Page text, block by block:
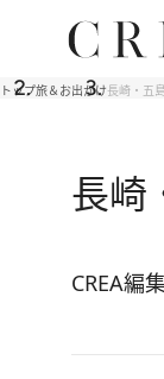
トップ旅＆お出かけ長崎・五
長崎
CREA編